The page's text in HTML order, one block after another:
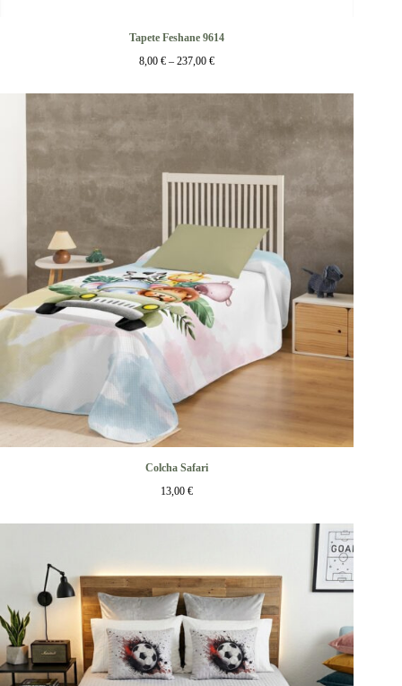
Tapete Feshane 9614
8,00€ – 237,00€
Colcha Safari
13,00€